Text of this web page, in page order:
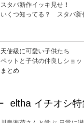
スタバ新作イッキ見せ！
いくつ知ってる？ スタバ新
天使級に可愛い子供たち
ペットと子供の仲良しショ
まとめ
eltha イチオシ特